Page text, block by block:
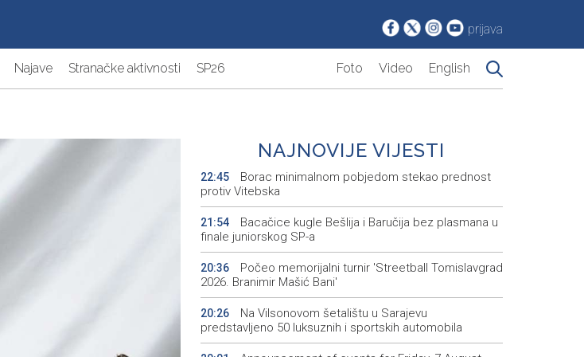
prijava
Najave Stranačke aktivnosti SP26 Foto Video English
NAJNOVIJE VIJESTI
22:45
Borac minimalnom pobjedom stekao prednost
protiv Vitebska
21:54
Bacačice kugle Bešlija i Baručija bez plasmana u
finale juniorskog SP-a
20:36
Počeo memorijalni turnir 'Streetball Tomislavgrad
2026. Branimir Mašić Bani'
20:26
Na Vilsonovom šetalištu u Sarajevu
predstavljeno 50 luksuznih i sportskih automobila